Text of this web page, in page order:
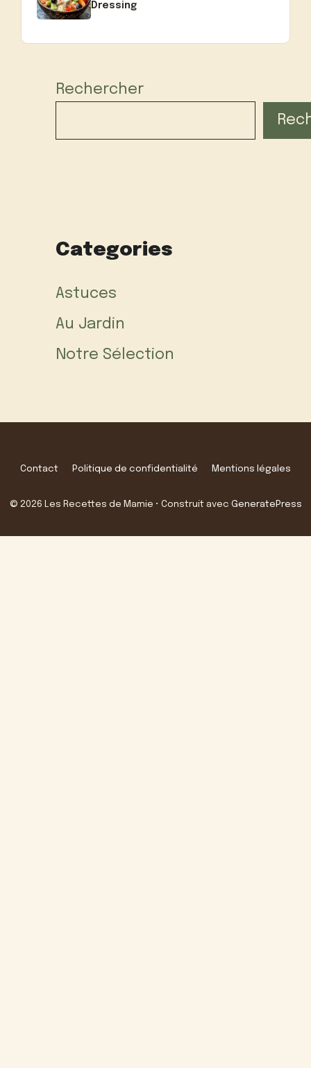
Dressing
Rechercher
Categories
Astuces
Au Jardin
Notre Sélection
Contact Politique de confidentialité Mentions légales
© 2026 Les Recettes de Mamie • Construit avec GeneratePress